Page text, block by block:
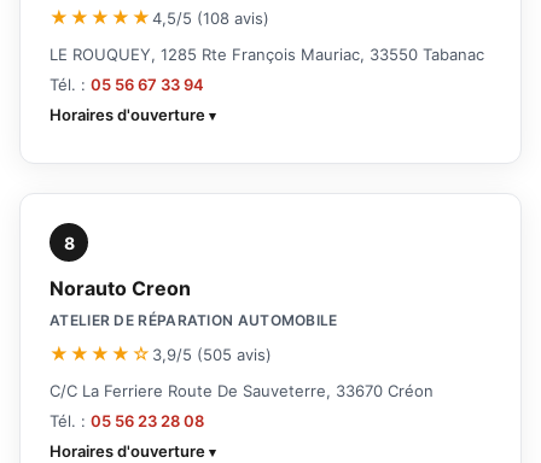
★★★★★4,5/5 (108 avis)
LE ROUQUEY, 1285 Rte François Mauriac, 33550 Tabanac
Tél. : 05 56 67 33 94
Horaires d'ouverture
8
Norauto Creon
ATELIER DE RÉPARATION AUTOMOBILE
★★★★☆ 3,9/5 (505 avis)
C/C La Ferriere Route De Sauveterre, 33670 Créon
Tél. : 05 56 23 28 08
Horaires d'ouverture